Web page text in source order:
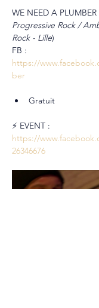
WE NEED A PLUMBER
Progressive Rock /
Rock - Lille)
FB :
https://
ber
Gratuit
⚡ EVENT :
https://
26346676